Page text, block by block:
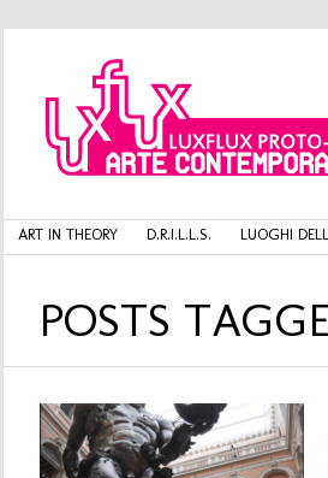
ART IN THEORY D.R.I.L.L.S. LUOGHI
POSTS